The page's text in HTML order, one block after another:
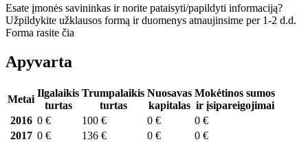
Esate įmonės savininkas ir norite pataisyti/papildyti informaciją?
Užpildykite užklausos formą ir duomenys atnaujinsime per 1-2 d.d.
Forma rasite čia
Apyvarta
Metai
Ilgalaikis
turtas
Trumpalaikis
turtas
Nuosavas
kapitalas
Mokėtinos sumos
ir įsipareigojimai
2016 0 € 100 € 0 €
0 €
2017 0 € 136 € 0 €
0 €